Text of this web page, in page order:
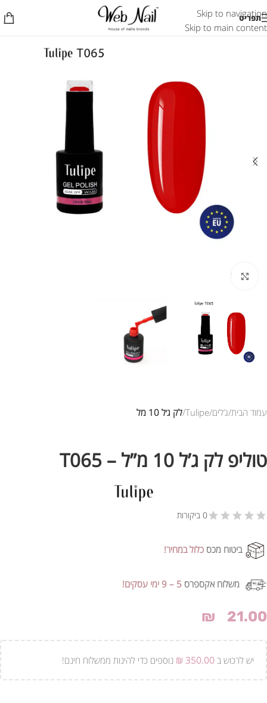
Skip to navigation
Skip to main content
תפריט
אזל המלאי
לחץ להגדלת התמונה
עמוד הבית ג’לים Tulipe לק ג׳ל 10 מל
טוליפ לק ג’ל 10 מ”ל – T065
0 ביקורות
ביטוח מכס כלול במחיר!
משלוח אקספרס 5 – 9 ימי עסקים!
₪ 21.00
יש לרכוש ב ₪ 350.00 נוספים כדי להינות ממשלוח חינם!